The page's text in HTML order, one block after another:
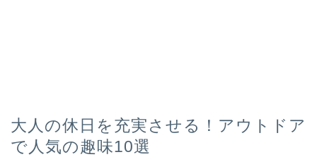
大人の休日を充実させる！アウトドア
で人気の趣味10選